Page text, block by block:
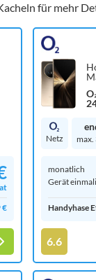
für mehr
€
Netz max.
monatlich
Gerät
Handyhase
6.6